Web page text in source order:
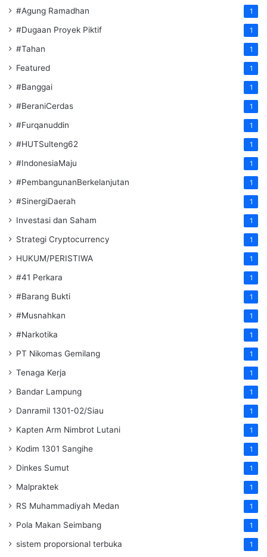
#Agung Ramadhan 1
#Dugaan Proyek Piktif 1
#Tahan 1
Featured 1
#Banggai 1
#BeraniCerdas 1
#Furqanuddin 1
#HUTSulteng62 1
#IndonesiaMaju 1
#PembangunanBerkelanjutan 1
#SinergiDaerah 1
Investasi dan Saham 1
Strategi Cryptocurrency 1
HUKUM/PERISTIWA 1
#41 Perkara 1
#Barang Bukti 1
#Musnahkan 1
#Narkotika 1
PT Nikomas Gemilang 1
Tenaga Kerja 1
Bandar Lampung 1
Danramil 1301-02/Siau 1
Kapten Arm Nimbrot Lutani 1
Kodim 1301 Sangihe 1
Dinkes Sumut 1
Malpraktek 1
RS Muhammadiyah Medan 1
Pola Makan Seimbang 1
sistem proporsional terbuka 1